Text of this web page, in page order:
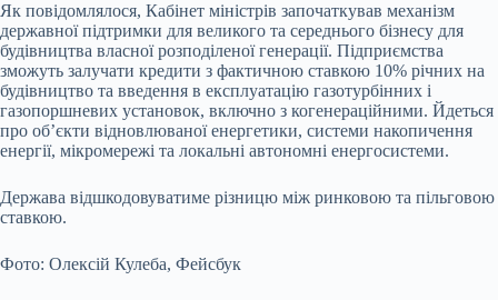
Як повідомлялося, Кабінет міністрів започаткував механізм
державної підтримки для великого та середнього бізнесу для
будівництва власної розподіленої генерації. Підприємства
зможуть залучати кредити з фактичною ставкою 10% річних на
будівництво та введення в експлуатацію газотурбінних і
газопоршневих установок, включно з когенераційними. Йдеться
про об’єкти відновлюваної енергетики, системи накопичення
енергії, мікромережі та локальні автономні енергосистеми.
Держава відшкодовуватиме різницю між ринковою та пільговою
ставкою.
Фото: Олексій Кулеба, Фейсбук